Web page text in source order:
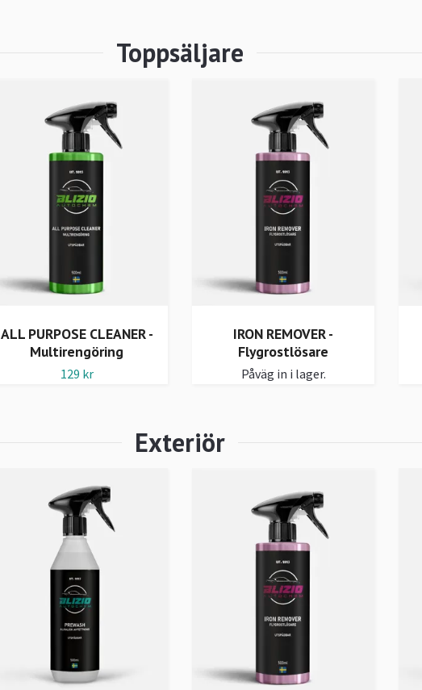
ALL PURPOSE CLEANER -
Multirengöring
129 kr
IRON REMOVER -
Flygrostlösare
Påväg in i lager.